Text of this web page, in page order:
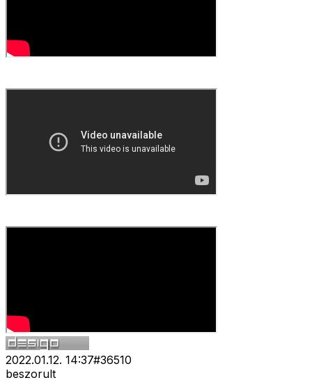
2022.01.12. 14:37#36510
beszorult